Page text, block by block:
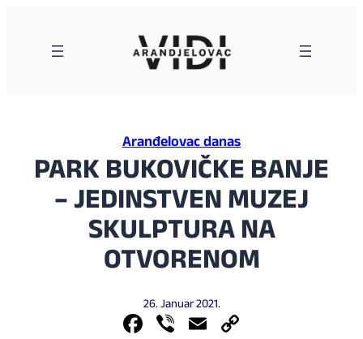
Aranđelovac danas
PARK BUKOVIČKE BANJE
– JEDINSTVEN MUZEJ
SKULPTURA NA
OTVORENOM
26. Januar 2021.
Facebook
ViberEmail